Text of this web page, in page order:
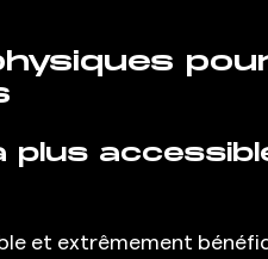
plus
et extrêmement